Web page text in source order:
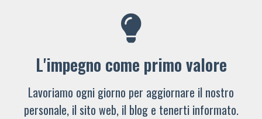
L'impegno come primo valore
Lavoriamo ogni giorno per aggiornare il nostro
personale, il sito web, il blog e tenerti informato.